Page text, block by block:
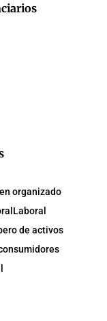
organizado
Laboral
de activos